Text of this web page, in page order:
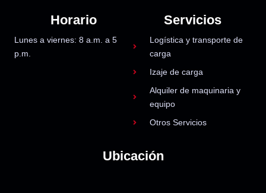
Horario
Lunes a viernes: 8 a.m. a 5
p.m.
Servicios
Logística y transporte de
carga
Izaje de carga
Alquiler de maquinaria y
equipo
Otros Servicios
Ubicación